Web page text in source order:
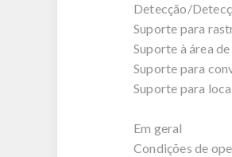
Detecção/
Suporte para
Suporte à área
Suporte para
Suporte para
Em geral
Condições de